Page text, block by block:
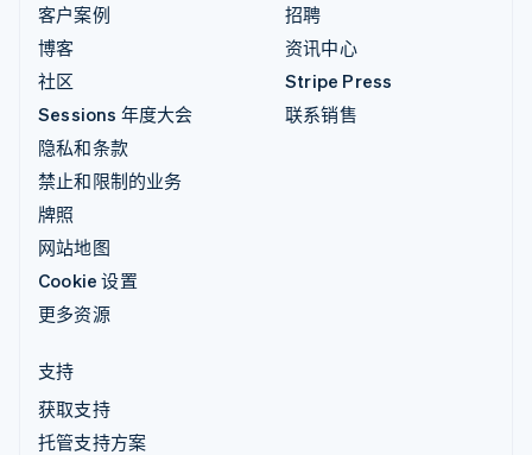
客户案例
博客
社区
Sessions 年度大会
隐私和条款
禁止和限制的业务
牌照
网站地图
Cookie 设置
更多资源
招聘
资讯中心
Stripe Press
联系销售
支持
获取支持
托管支持方案